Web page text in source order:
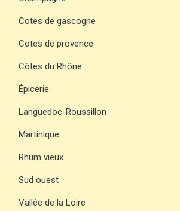
Cotes de gascogne
Cotes de provence
Côtes du Rhône
Épicerie
Languedoc-Roussillon
Martinique
Rhum vieux
Sud ouest
Vallée de la Loire